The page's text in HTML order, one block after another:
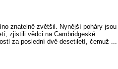
znatelně zvětšil. Nynější poháry jsou
zjistili vědci na Cambridgeské
za poslední dvě desetiletí, čemuž ...